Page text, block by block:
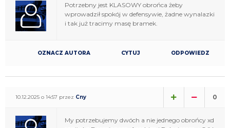
Potrzebny jest KLASOWY obrońca żeby
wprowadził spokój w defensywie, żadne wynalazki
i tak już tracimy masę bramek.
OZNACZ AUTORA CYTUJ ODPOWIEDZ
10.12.2025 o 14:57 przez Cny 0
My potrzebujemy dwóch a nie jednego obrońcy xd